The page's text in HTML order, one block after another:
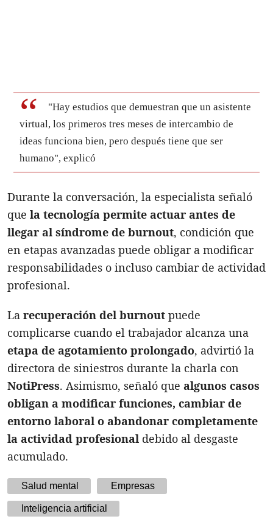
"Hay estudios que demuestran que un asistente
virtual, los primeros tres meses de intercambio de
ideas funciona bien, pero después tiene que ser
humano", explicó
Durante la conversación, la especialista señaló
que la tecnología permite actuar antes de
llegar al síndrome de burnout, condición que
en etapas avanzadas puede obligar a modificar
responsabilidades o incluso cambiar de actividad
profesional.
La recuperación del burnout puede
complicarse cuando el trabajador alcanza una
etapa de agotamiento prolongado, advirtió la
directora de siniestros durante la charla con
NotiPress. Asimismo, señaló que algunos casos
obligan a modificar funciones, cambiar de
entorno laboral o abandonar completamente
la actividad profesional debido al desgaste
acumulado.
Salud mental Empresas
Inteligencia artificial